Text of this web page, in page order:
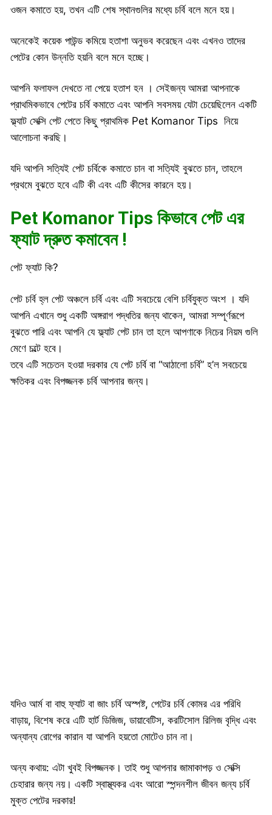
ওজন কমাতে হয়, তখন এটি শেষ স্থানগুলির মধ্যে চর্বি বলে মনে হয়।
অনেকেই কয়েক পাউন্ড কমিয়ে হতাশা অনুভব করেছেন এবং এখনও তাদের
পেটের কোন উন্নতি হয়নি বলে মনে হচ্ছে।
আপনি ফলাফল দেখতে না পেয়ে হতাশ হন । সেইজন্য আমরা আপনাকে
প্রাথমিকভাবে পেটের চর্বি কমাতে এবং আপনি সবসময় যেটা চেয়েছিলেন একটি
ফ্ল্যাট সেক্সি পেট পেতে কিছু প্রাথমিক Pet Komanor Tips নিয়ে
আলোচনা করছি।
যদি আপনি সত্যিই পেট চর্বিকে কমাতে চান বা সত্যিই বুঝতে চান, তাহলে
প্রথমে বুঝতে হবে এটি কী এবং এটি কীসের কারনে হয়।
Pet Komanor Tips কিভাবে পেট এর
ফ্যাট দ্রুত কমাবেন !
পেট ফ্যাট কি?
পেট চর্বি হ্ল পেট অঞ্চলে চর্বি এবং এটি সবচেয়ে বেশি চর্বিযুক্ত অংশ । যদি
আপনি এখানে শুধু একটি অঙ্গরাগ পদ্ধতির জন্য থাকেন, আমরা সম্পূর্ণরূপে
বুঝতে পারি এবং আপনি যে ফ্ল্যাট পেট চান তা হলে আপণাকে নিচের নিয়ম গুলি
মেণে চল্টে হবে।
তবে এটি সচেতন হওয়া দরকার যে পেট চর্বি বা “আঠালো চর্বি” হ’ল সবচেয়ে
ক্ষতিকর এবং বিপজ্জনক চর্বি আপনার জন্য।
যদিও আর্ম বা বাহু ফ্যাট বা জাং চর্বি অস্পষ্ট, পেটের চর্বি কোমর এর পরিধি
বাড়ায়, বিশেষ করে এটি হার্ট ডিজিজ, ডায়াবেটিস, করটিসোল রিলিজ বৃদ্ধি এবং
অন্যান্য রোগের কারান যা আপনি হয়তো মোটেও চান না।
অন্য কথায়: এটা খুবই বিপজ্জনক। তাই শুধু আপনার জামাকাপড় ও সেক্সি
চেহারার জন্য নয়। একটি স্বাস্থ্যকর এবং আরো স্পন্দনশীল জীবন জন্য চর্বি
মুক্ত পেটের দরকার!